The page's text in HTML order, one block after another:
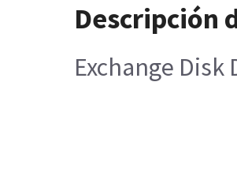
Descripción
Exchange Disk